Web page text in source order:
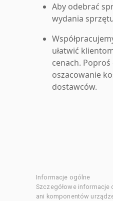
Aby odebrać
wydania
ułatwić
cenach.
oszacowanie
dostawców.
Informacje ogólne
Szczegółowe informacje
ani komponentów